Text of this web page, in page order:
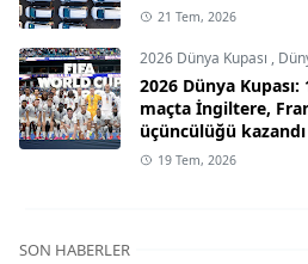
21 Tem, 2026
2026 Dünya Kupası ,
2026 Dünya
maçta İngiltere,
üçüncülüğü kazandı
19 Tem, 2026
SON HABERLER